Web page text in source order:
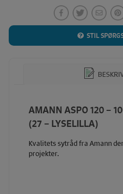
STIL
AMANN ASPO 120 –
(27 – LYSELILLA)
Kvalitets sytråd fra Amann
projekter.